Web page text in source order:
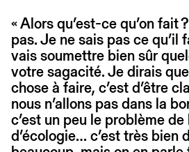
« Alors qu’est-ce qu’on fait
pas. Je ne sais pas ce qu’il
vais soumettre bien sûr
votre sagacité. Je dirais
chose à faire, c’est d’être
nous n’allons pas dans la
c’est un peu le problème
d’écologie… c’est très bien